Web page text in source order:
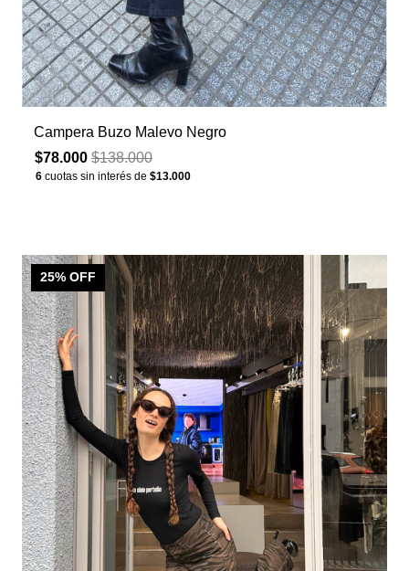
Campera Buzo Malevo Negro
$78.000 $138.000
6 cuotas sin interés de $13.000
25% OFF